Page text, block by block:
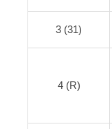
3 (31)
4 (R)